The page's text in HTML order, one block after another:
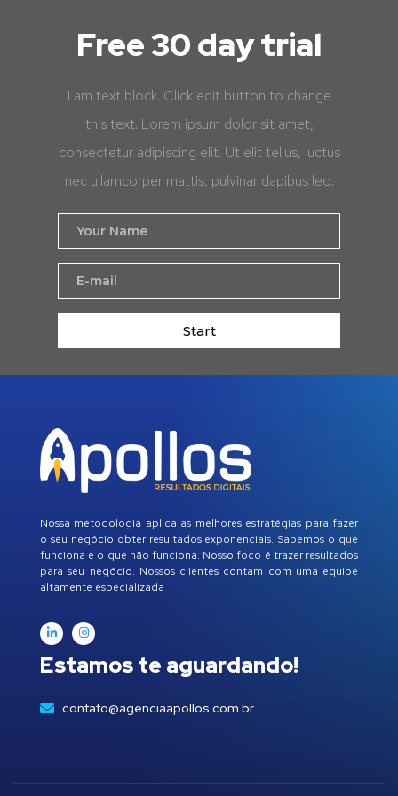
Free 30 day trial
I am text block. Click edit button to change
this text. Lorem ipsum dolor sit amet,
consectetur adipiscing elit. Ut elit tellus, luctus
nec ullamcorper mattis, pulvinar dapibus leo.
Start
Nossa metodologia aplica as melhores estratégias para fazer
o seu negócio obter resultados exponenciais. Sabemos o que
funciona e o que não funciona. Nosso foco é trazer resultados
para seu negócio. Nossos clientes contam com uma equipe
altamente especializada
Estamos te aguardando!
contato@agenciaapollos.com.br